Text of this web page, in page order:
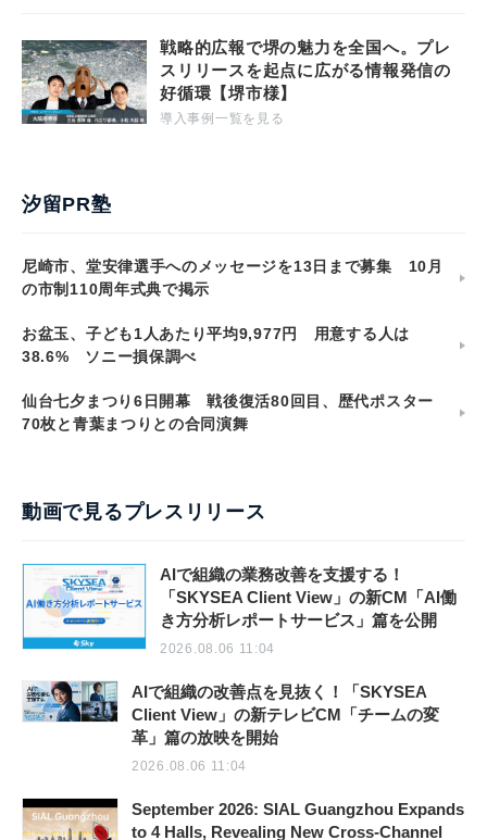
戦略的広報で堺の魅力を全国へ。プレ
スリリースを起点に広がる情報発信の
好循環【堺市様】
導入事例一覧を見る
汐留PR塾
尼崎市、堂安律選手へのメッセージを13日まで募集 10月
の市制110周年式典で掲示
お盆玉、子ども1人あたり平均9,977円 用意する人は
38.6% ソニー損保調べ
仙台七夕まつり6日開幕 戦後復活80回目、歴代ポスター
70枚と青葉まつりとの合同演舞
動画で見るプレスリリース
AIで組織の業務改善を支援する！
「SKYSEA Client View」の新CM「AI働
き方分析レポートサービス」篇を公開
2026.08.06 11:04
AIで組織の改善点を見抜く！「SKYSEA
Client View」の新テレビCM「チームの変
革」篇の放映を開始
2026.08.06 11:04
September 2026: SIAL Guangzhou Expands
to 4 Halls, Revealing New Cross-Channel